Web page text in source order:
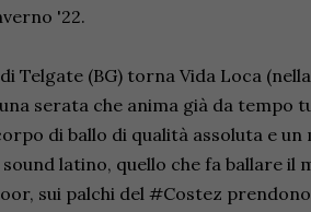
'22.
Telgate (BG) torna Vida Loca
serata che anima già da tempo
di ballo di qualità assoluta e un
latino, quello che fa ballare il
sui palchi del #Costez